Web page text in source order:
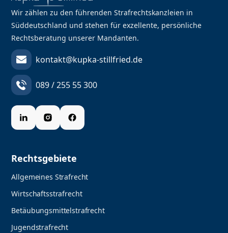
Wir zählen zu den führenden Strafrechtskanzleien in
Süddeutschland und stehen für exzellente, persönliche
Rechtsberatung unserer Mandanten.
kontakt@kupka-stillfried.de
089 / 255 55 300
Rechtsgebiete
Allgemeines Strafrecht
Wirtschaftsstrafrecht
Betäubungsmittelstrafrecht
Jugendstrafrecht